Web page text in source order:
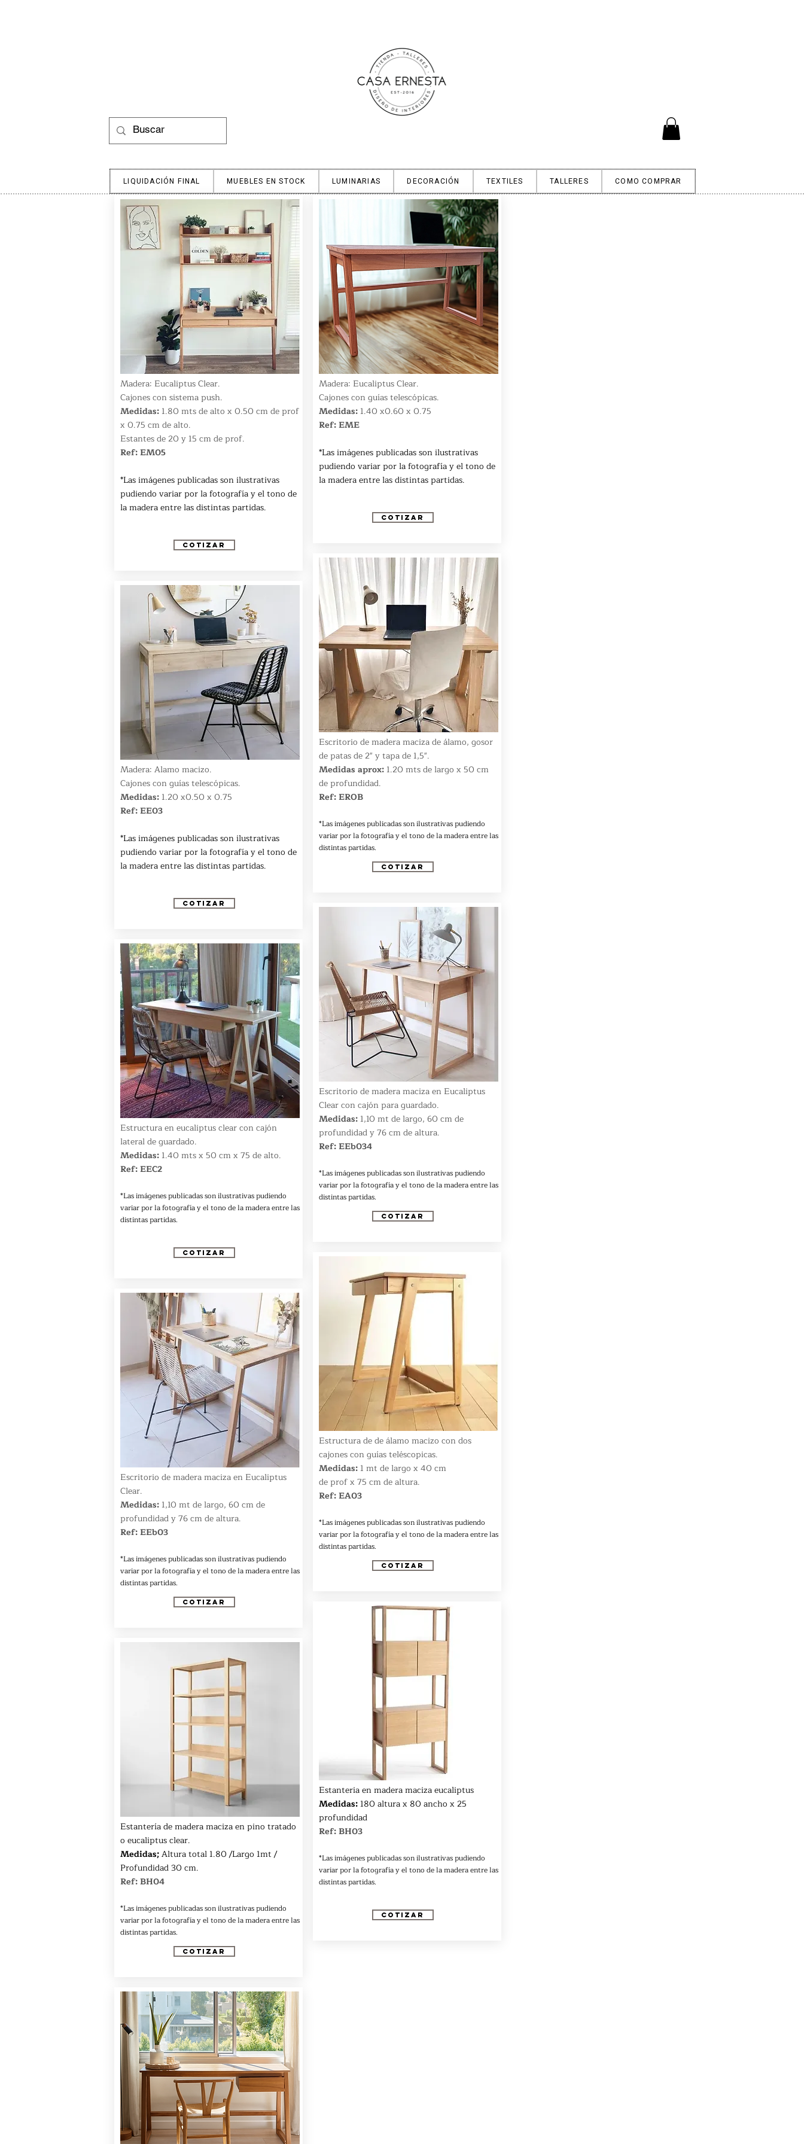
LIQUIDACIÓN FINAL MUEBLES EN STOCK LUMINARIAS DECORACIÓN TEXTILES TALLERES COMO COMPRAR
Madera: Eucaliptus Clear.
Cajones con sistema push.
Medidas: 1.80 mts de alto x 0.50 cm de prof
x 0.75 cm de alto.
Estantes de 20 y 15 cm de prof.
Ref: EM05
*Las imágenes publicadas son ilustrativas
pudiendo variar por la fotografía y el tono de
la madera entre las distintas partidas.
COTIZAR
Madera: Alamo macizo.
Cajones con guías telescópicas.
Medidas: 1.20 x0.50 x 0.75
Ref: EE03
*Las imágenes publicadas son ilustrativas
pudiendo variar por la fotografía y el tono de
la madera entre las distintas partidas.
COTIZAR
Estructura en eucaliptus clear con cajón
lateral de guardado.
Medidas:1.40 mts x 50 cm x 75 de alto.
Ref: EEC2
*Las imágenes publicadas son ilustrativas pudiendo
variar por la fotografía y el tono de la madera entre las
distintas partidas.
COTIZAR
Escritorio de madera maciza en Eucaliptus
Clear.
Medidas:1,10 mt de largo, 60 cm de
profundidad y 76 cm de altura.
Ref: EEb03
*Las imágenes publicadas son ilustrativas pudiendo
variar por la fotografía y el tono de la madera entre las
distintas partidas.
COTIZAR
Estantería de madera maciza en pino tratado
o eucaliptus clear.
Medidas;Altura total 1.80 /Largo 1mt /
Profundidad 30 cm.
Ref: BH04
*Las imágenes publicadas son ilustrativas pudiendo
variar por la fotografía y el tono de la madera entre las
distintas partidas.
COTIZAR
Madera: Eucaliptus Clear.
Cajones con guías telescópicas.
Medidas: 1.40 x0.60 x 0.75
Ref: EME
*Las imágenes publicadas son ilustrativas
pudiendo variar por la fotografía y el tono de
la madera entre las distintas partidas.
COTIZAR
Escritorio de madera maciza de álamo, gosor
de patas de 2" y tapa de 1,5".
Medidas aprox:1.20 mts de largo x 50 cm
de profundidad.
Ref: EROB
*Las imágenes publicadas son ilustrativas pudiendo
variar por la fotografía y el tono de la madera entre las
distintas partidas.
COTIZAR
Escritorio de madera maciza en Eucaliptus
Clear con cajón para guardado.
Medidas:1,10 mt de largo, 60 cm de
profundidad y 76 cm de altura.
Ref: EEb034
*Las imágenes publicadas son ilustrativas pudiendo
variar por la fotografía y el tono de la madera entre las
distintas partidas.
COTIZAR
Estructura de de álamo macizo con dos
cajones con guías teléscopicas.
Medidas:1 mt de largo x 40 cm
de prof x 75 cm de altura.
Ref: EA03
*Las imágenes publicadas son ilustrativas pudiendo
variar por la fotografía y el tono de la madera entre las
distintas partidas.
COTIZAR
Estanteria en madera maciza eucaliptus
Medidas:180 altura x 80 ancho x 25
profundidad
Ref: BH03
*Las imágenes publicadas son ilustrativas pudiendo
variar por la fotografía y el tono de la madera entre las
distintas partidas.
COTIZAR